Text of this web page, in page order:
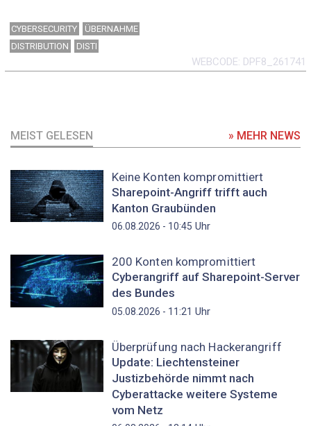
CYBERSECURITY
ÜBERNAHME
DISTRIBUTION
DISTI
WEBCODE DPF8_261741
MEIST GELESEN » MEHR NEWS
Keine Konten kompromittiert
Sharepoint-Angriff trifft auch
Kanton Graubünden
06.08.2026 - 10:45 Uhr
200 Konten kompromittiert
Cyberangriff auf Sharepoint-Server
des Bundes
05.08.2026 - 11:21 Uhr
Überprüfung nach Hackerangriff
Update: Liechtensteiner
Justizbehörde nimmt nach
Cyberattacke weitere Systeme
vom Netz